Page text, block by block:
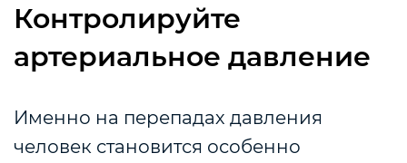
Контролируйте
артериальное давление
Именно на перепадах давления
человек становится особенно